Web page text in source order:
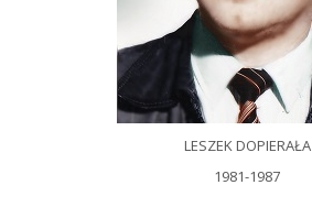
LESZEK DOPIERAŁA
1981-1987